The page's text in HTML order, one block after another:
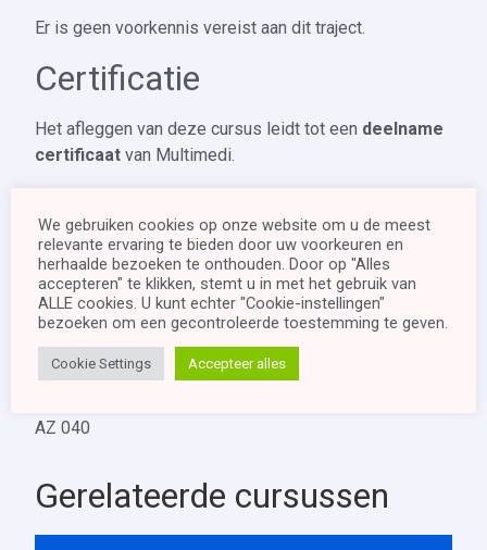
Er is geen voorkennis vereist aan dit traject.
Certificatie
Het afleggen van deze cursus leidt tot een deelname
certificaat van Multimedi.
Deze cursus is opgebouwd in 11 modules waarbij elke
module belangrijke theoretische concepten meegeeft
en deze daarna inoefent aan de hand van handige
Labs.
Deze cursus is onderbouwd met het officiële materiaal
AZ 040
Gerelateerde cursussen
We gebruiken cookies op onze website om u de meest
relevante ervaring te bieden door uw voorkeuren en
herhaalde bezoeken te onthouden. Door op "Alles
accepteren" te klikken, stemt u in met het gebruik van
ALLE cookies. U kunt echter "Cookie-instellingen"
bezoeken om een ​​gecontroleerde toestemming te geven.
Cookie Settings Accepteer alles